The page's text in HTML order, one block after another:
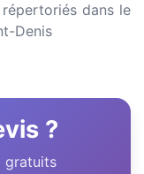
dans le
Denis
?
gratuits